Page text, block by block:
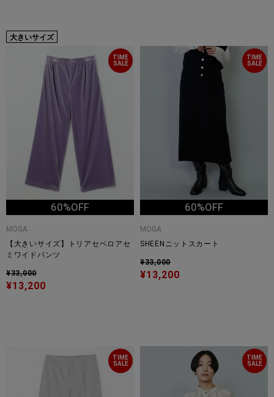
大きいサイズ
TIME
SALE
60%OFF
MOGA
【大きいサイズ】トリアセベロアセ
ミワイドパンツ
¥33,000
¥13,200
TIME
SALE
60%OFF
MOGA
SHEENニットスカート
¥33,000
¥13,200
TIME
SALE
TIME
SALE